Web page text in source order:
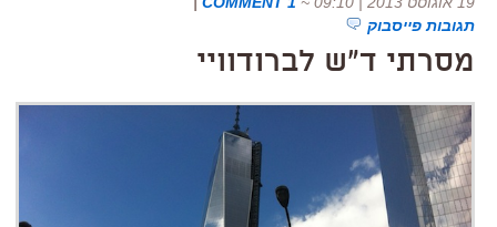
תגובות פייסבוק
מסרתי ד"ש לברודוויי